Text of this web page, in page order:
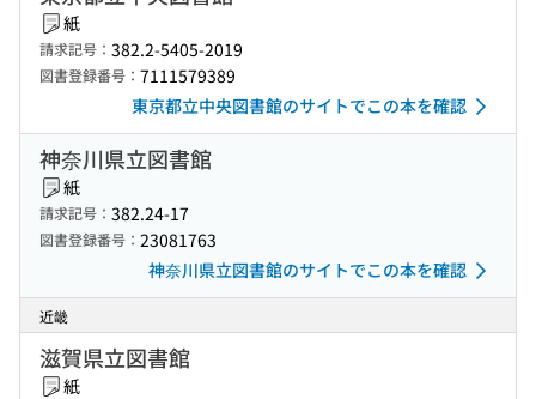
紙
請求記号： 382.2-5405-2019
図書登録番号： 7111579389
東京都立中央図書館のサイトでこの本を確認
神奈川県立図書館
紙
請求記号： 382.24-17
図書登録番号： 23081763
神奈川県立図書館のサイトでこの本を確認
近畿
滋賀県立図書館
紙